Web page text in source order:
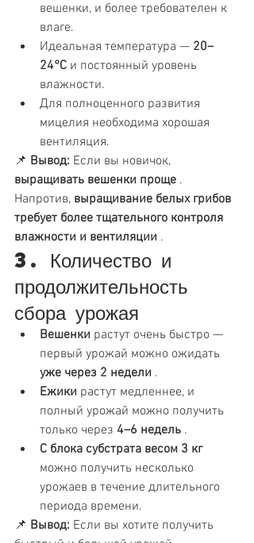
вешенки, и более требователен к
влаге.
Идеальная температура — 20–
24°C и постоянный уровень
влажности.
Для полноценного развития
мицелия необходима хорошая
вентиляция.
📌 Вывод: Если вы новичок,
выращивать вешенки проще .
Напротив, выращивание белых грибов
требует более тщательного контроля
влажности и вентиляции .
3. Количество и
продолжительность
сбора урожая
Вешенки растут очень быстро —
первый урожай можно ожидать
уже через 2 недели .
Ежики растут медленнее, и
полный урожай можно получить
только через 4–6 недель .
С блока субстрата весом 3 кг
можно получить несколько
урожаев в течение длительного
периода времени.
📌 Вывод: Если вы хотите получить